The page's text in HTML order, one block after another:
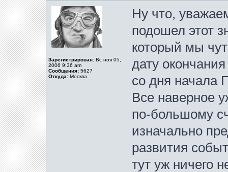
Зарегистрирован: Вс ноя 05,
2006 9:36 am
Сообщения: 5627
Откуда: Москва
Ну что,
подошел этот
который мы
дату
со дня начала
Все наверное
по-большому
изначально
развития
тут уж ничего